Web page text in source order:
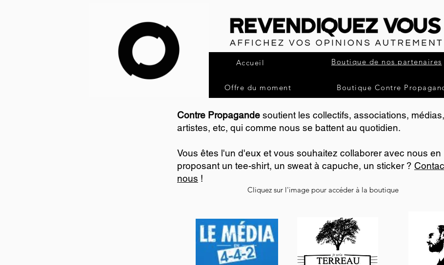
Accueil Boutique de nos partenaires
Offre du moment Boutique Contre
Contre Propagande soutient les collectifs, associations, médias,
artistes, etc, qui comme nous se battent au quotidien.
Vous êtes l'un d'eux et vous souhaitez collaborer avec nous en
proposant un tee-shirt, un sweat à capuche, un sticker ?
nous !
Cliquez sur l'image pour accéder à la boutique